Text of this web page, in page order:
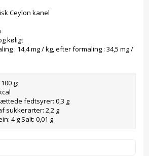
Ceylon kanel
køligt
: 14,4 mg / kg, efter formaling : 34,5 mg /
g:
fedtsyrer: 0,3 g
sukkerarter: 2,2 g
4 g Salt: 0,01 g